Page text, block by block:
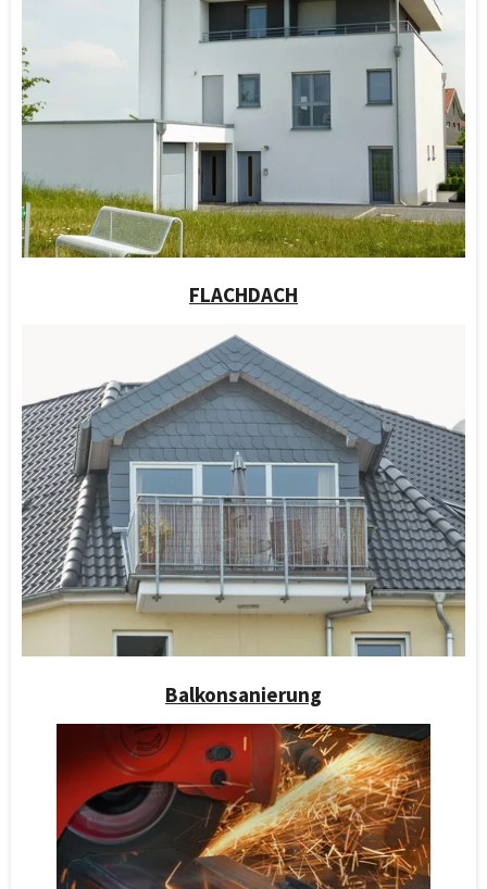
FLACHDACH
Balkonsanierung